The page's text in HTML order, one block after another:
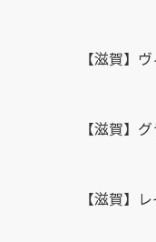
【滋賀】
【滋賀】
【滋賀】